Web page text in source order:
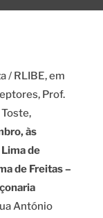
/ RLIBE, em
Prof.
às
Lima de
de Freitas –
António